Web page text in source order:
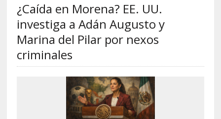
¿Caída en Morena? EE. UU.
investiga a Adán Augusto y
Marina del Pilar por nexos
criminales